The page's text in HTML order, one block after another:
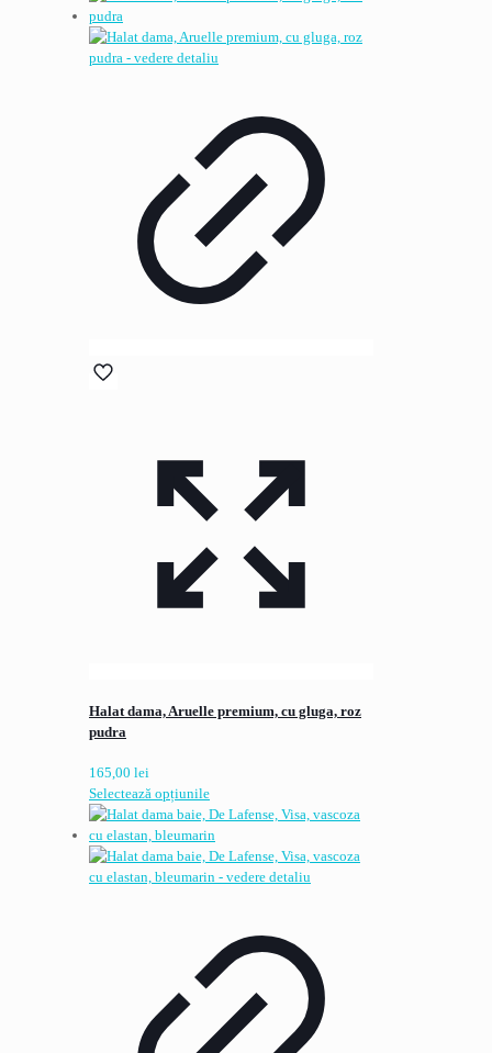
Halat dama, Aruelle premium, cu gluga, roz
pudra
165,00 lei
Selectează opțiunileAcest
produs
are
mai
multe
fi
alese
pagina
produsului.